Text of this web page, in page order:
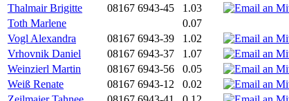
Thalmair Brigitte
08167 6943-45 1.03
Toth Marlene
0.07
Vogl Alexandra
08167 6943-39 1.02
Vrhovnik Daniel
08167 6943-37 1.07
Weinzierl Martin
08167 6943-56 0.05
Weiß Renate
08167 6943-12 0.02